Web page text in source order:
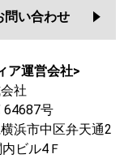
問い合わせ
ア運営会社>
社
64687号
浜市中区弁天通2
ビル4Ｆ